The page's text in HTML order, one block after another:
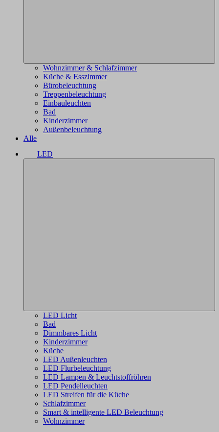
Wohnzimmer & Schlafzimmer
Küche & Esszimmer
Bürobeleuchtung
Treppenbeleuchtung
Einbauleuchten
Bad
Kinderzimmer
Außenbeleuchtung
Alle
LED
LED Licht
Bad
Dimmbares Licht
Kinderzimmer
Küche
LED Außenleuchten
LED Flurbeleuchtung
LED Lampen & Leuchtstoffröhren
LED Pendelleuchten
LED Streifen für die Küche
Schlafzimmer
Smart & intelligente LED Beleuchtung
Wohnzimmer